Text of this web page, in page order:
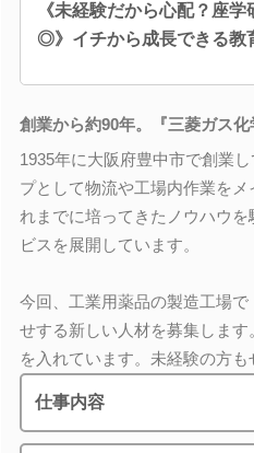
《未経験だから心配？座
◎》イチから成長できる教
創業から約90年。『三菱ガス
1935年に大阪府豊中市で創業
プとして物流や工場内作業を
れまでに培ってきたノウハウ
ビスを展開しています。
今回、工業用薬品の製造工場
せする新しい人材を募集しま
を入れています。未経験の方も
仕事内容